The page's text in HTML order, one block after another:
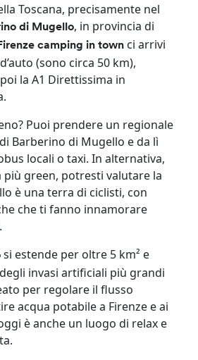
Toscana, precisamente nel
di Mugello, in provincia di
camping in town ci arrivi
(sono circa 50 km),
la A1 Direttissima in
Puoi prendere un regionale
Barberino di Mugello e da lì
locali o taxi. In alternativa,
più green, potresti valutare la
è una terra di ciclisti, con
che ti fanno innamorare
si estende per oltre 5 km² e
invasi artificiali più grandi
per regolare il flusso
acqua potabile a Firenze e ai
è anche un luogo di relax e